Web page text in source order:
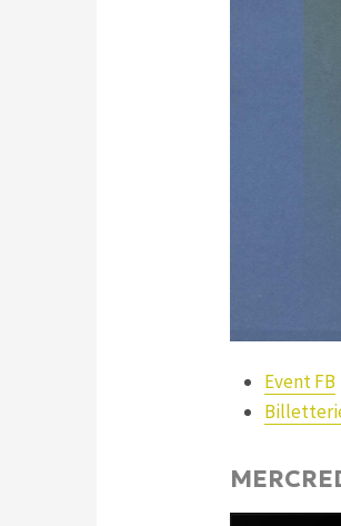
Event FB